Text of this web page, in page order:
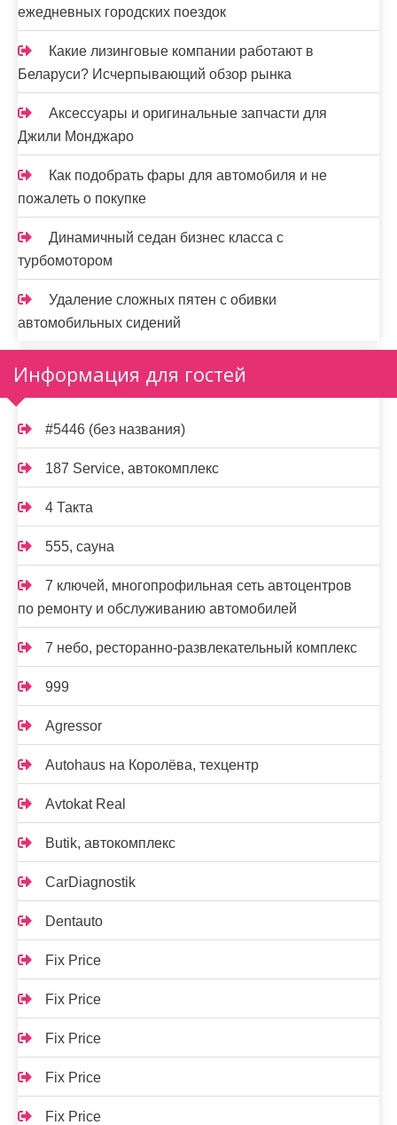
ежедневных городских поездок
Какие лизинговые компании работают в
Беларуси? Исчерпывающий обзор рынка
Аксессуары и оригинальные запчасти для
Джили Монджаро
Как подобрать фары для автомобиля и не
пожалеть о покупке
Динамичный седан бизнес класса с
турбомотором
Удаление сложных пятен с обивки
автомобильных сидений
Информация для гостей
#5446 (без названия)
187 Service, автокомплекс
4 Такта
555, сауна
7 ключей, многопрофильная сеть автоцентров
по ремонту и обслуживанию автомобилей
7 небо, ресторанно-развлекательный комплекс
999
Agressor
Autohaus на Королёва, техцентр
Avtokat Real
Butik, автокомплекс
CarDiagnostik
Dentauto
Fix Price
Fix Price
Fix Price
Fix Price
Fix Price